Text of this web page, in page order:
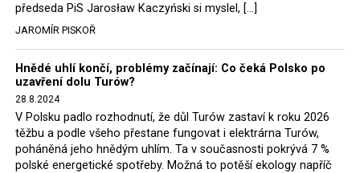
předseda PiS Jarosław Kaczyński si myslel, […]
JAROMÍR PISKOŘ
Hnědé uhlí končí, problémy začínají: Co čeká Polsko po
uzavření dolu Turów?
28.8.2024
V Polsku padlo rozhodnutí, že důl Turów zastaví k roku 2026
těžbu a podle všeho přestane fungovat i elektrárna Turów,
poháněná jeho hnědým uhlím. Ta v současnosti pokrývá 7 %
polské energetické spotřeby. Možná to potěší ekology napříč